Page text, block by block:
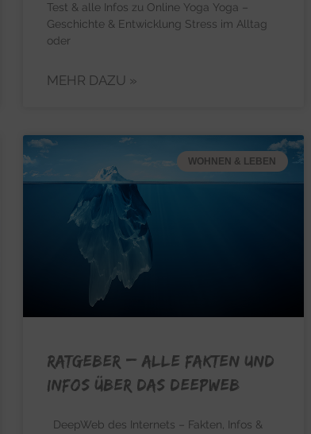
Test & alle Infos zu Online Yoga Yoga –
Geschichte & Entwicklung Stress im Alltag
oder
MEHR DAZU »
WOHNEN & LEBEN
RATGEBER – Alle Fakten und
Infos über das Deepweb
DeepWeb des Internets – Fakten, Infos &